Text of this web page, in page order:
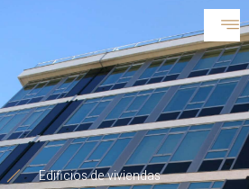
Edificios de viviendas